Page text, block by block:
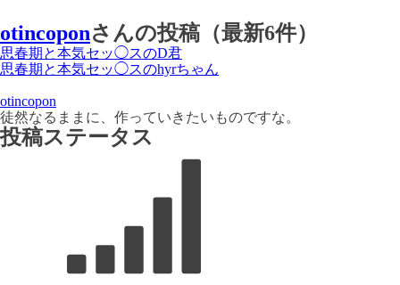
otincoponさんの投稿（最新6件）
思春期と本気セッ◯スのD君
思春期と本気セッ◯スのhyrちゃん
otincopon
徒然なるままに、作っていきたいものですな。
投稿ステータス